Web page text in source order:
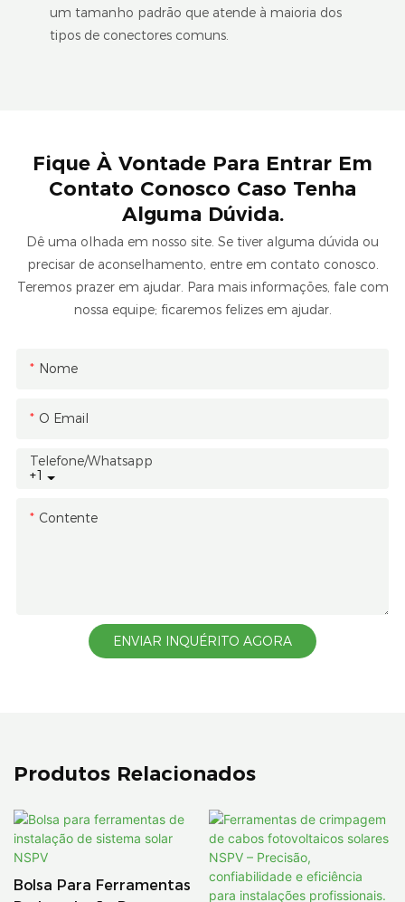
um tamanho padrão que atende à maioria dos
tipos de conectores comuns.
Fique À Vontade Para Entrar Em
Contato Conosco Caso Tenha
Alguma Dúvida.
Dê uma olhada em nosso site. Se tiver alguma dúvida ou
precisar de aconselhamento, entre em contato conosco.
Teremos prazer em ajudar. Para mais informações, fale com
nossa equipe; ficaremos felizes em ajudar.
Nome
O Email
+1
Telefone/whatsapp
Contente
ENVIAR INQUÉRITO AGORA
Produtos Relacionados
Bolsa Para Ferramentas